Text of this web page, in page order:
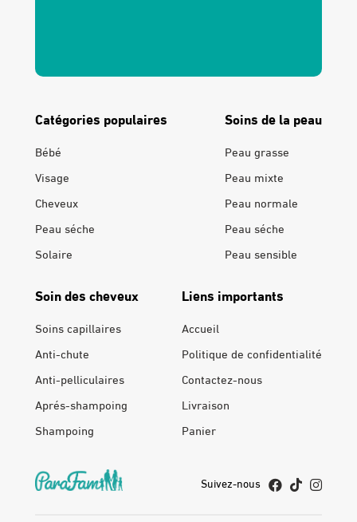
Catégories populaires
Bébé
Visage
Cheveux
Peau séche
Solaire
Soins de la peau
Peau grasse
Peau mixte
Peau normale
Peau séche
Peau sensible
Soin des cheveux
Soins capillaires
Anti-chute
Anti-pelliculaires
Aprés-shampoing
Shampoing
Liens importants
Accueil
Politique de confidentialité
Contactez-nous
Livraison
Panier
Suivez-nous